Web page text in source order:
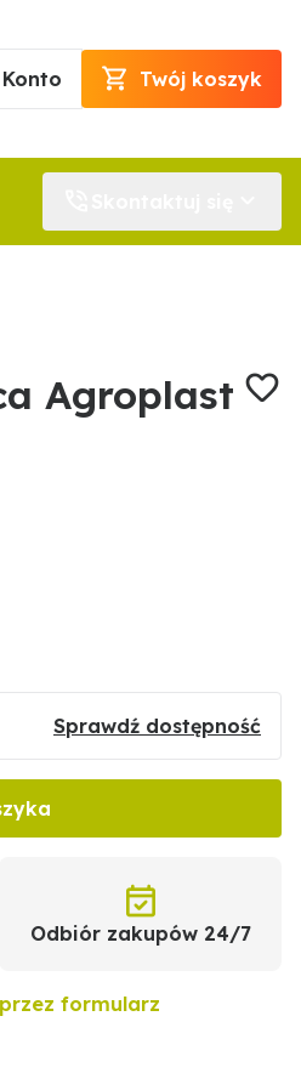
Konto Twój koszyk
Agroplast
Sprawdź dostępność
Odbiór zakupów 24/7
formularz